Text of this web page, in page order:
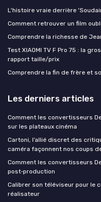
L'histoire vraie derrière
Comment retrouver un film
Comprendre la richesse de
Test XIAOMI TV F Pro 75 : la
rapport taille/prix
Comprendre la fin de frère et
Les derniers articles
Comment les convertisseurs
sur les plateaux cinéma
Cartoni, l’allié discret des
caméra façonnent nos coups
Comment les convertisseurs
post‑production
Calibrer son téléviseur pour le
réalisateur